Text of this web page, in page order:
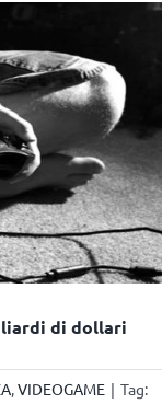
di dollari
,VIDEOGAME | Tag: